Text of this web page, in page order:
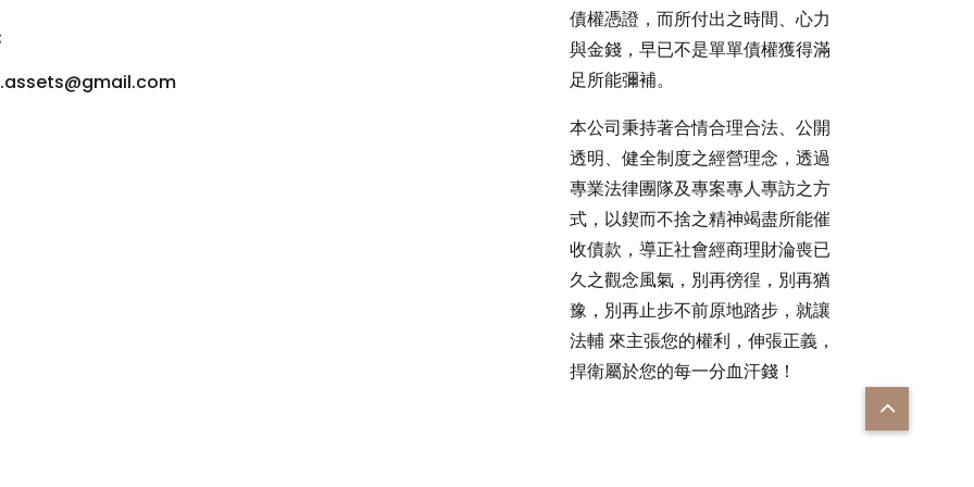
債權憑證，而所付出之時間、心力
與金錢，早已不是單單債權獲得滿
足所能彌補。
本公司秉持著合情合理合法、公開
透明、健全制度之經營理念，透過
專業法律團隊及專案專人專訪之方
式，以鍥而不捨之精神竭盡所能催
收債款，導正社會經商理財淪喪已
久之觀念風氣，別再徬徨，別再猶
豫，別再止步不前原地踏步，就讓
法輔 來主張您的權利，伸張正義，
捍衛屬於您的每一分血汗錢！